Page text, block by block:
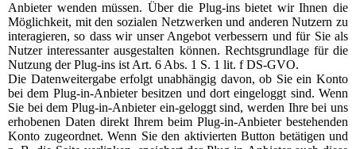
Anbieter wenden müssen. Über die Plug-ins bietet wir Ihnen die
Möglichkeit, mit den sozialen Netzwerken und anderen Nutzern zu
interagieren, so dass wir unser Angebot verbessern und für Sie als
Nutzer interessanter ausgestalten können. Rechtsgrundlage für die
Nutzung der Plug-ins ist Art. 6 Abs. 1 S. 1 lit. f DS-GVO.
Die Datenweitergabe erfolgt unabhängig davon, ob Sie ein Konto
bei dem Plug-in-Anbieter besitzen und dort eingeloggt sind. Wenn
Sie bei dem Plug-in-Anbieter ein-geloggt sind, werden Ihre bei uns
erhobenen Daten direkt Ihrem beim Plug-in-Anbieter bestehenden
Konto zugeordnet. Wenn Sie den aktivierten Button betätigen und